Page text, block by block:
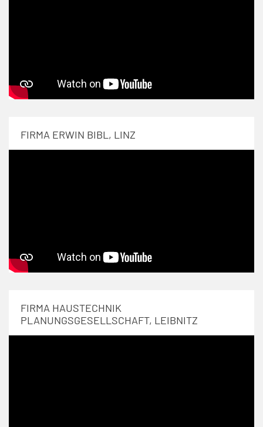
FIRMA ERWIN BIBL, LINZ
FIRMA HAUSTECHNIK
PLANUNGSGESELLSCHAFT, LEIBNITZ